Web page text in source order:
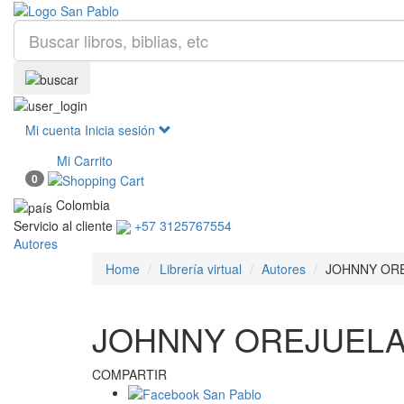
Mi cuenta Inicia sesión
Mi Carrito
0
Colombia
Servicio al cliente
+57 3125767554
Autores
Home
Librería virtual Autores JOHNNY
JOHNNY
COMPARTIR